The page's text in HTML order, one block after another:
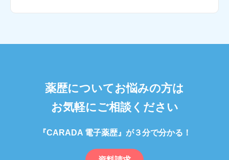
薬歴についてお悩みの方は
お気軽にご相談ください
『CARADA 電子薬歴』が３分で分かる！